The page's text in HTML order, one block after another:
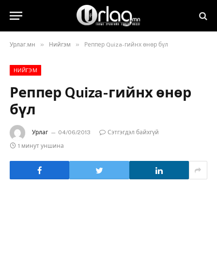
Урлаг.мн » Нийгэм » Реппер Quiza-гийнх өнөр бүл
НИЙГЭМ
Реппер Quiza-гийнх өнөр
бүл
Урлаг 04/06/2013
Сэтгэгдэл байхгүй
1 минут уншина